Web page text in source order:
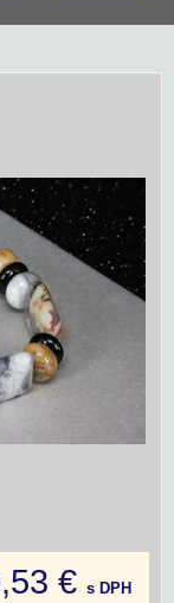
€ s DPH